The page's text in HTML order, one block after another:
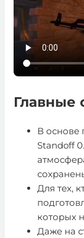
Главные
В основе
Standoff
Для тех,
которых
Даже на